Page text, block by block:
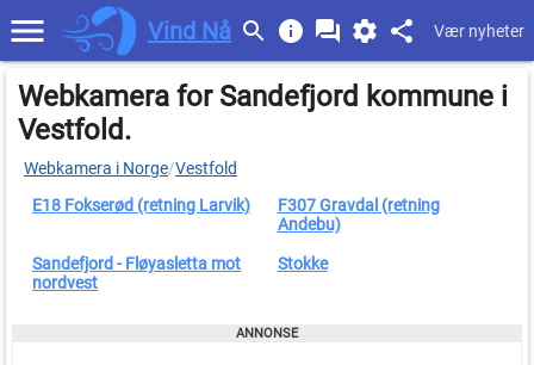
Vind Nå Vær nyheter
Webkamera for Sandefjord kommune i
Vestfold.
Webkamera i Norge/Vestfold
E18 Fokserød (retning Larvik)
F307 Gravdal (retning
Andebu)
Sandefjord - Fløyasletta mot
nordvest
Stokke